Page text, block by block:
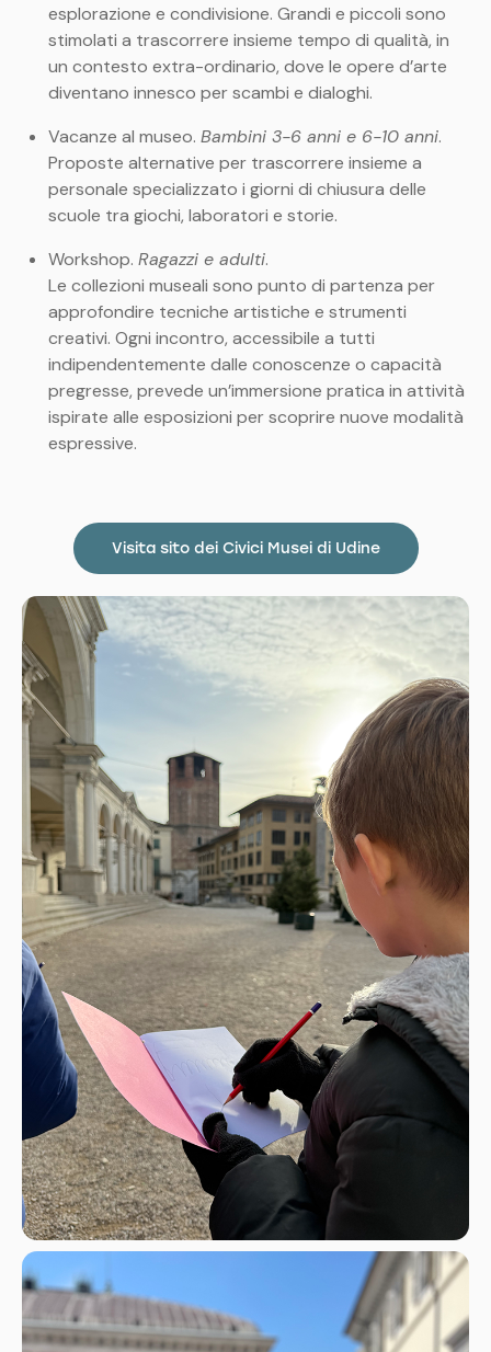
esplorazione e condivisione. Grandi e piccoli sono
stimolati a trascorrere insieme tempo di qualità, in
un contesto extra-ordinario, dove le opere d’arte
diventano innesco per scambi e dialoghi.
Vacanze al museo. Bambini 3-6 anni e 6-10 anni.
Proposte alternative per trascorrere insieme a
personale specializzato i giorni di chiusura delle
scuole tra giochi, laboratori e storie.
Workshop. Ragazzi e adulti.
Le collezioni museali sono punto di partenza per
approfondire tecniche artistiche e strumenti
creativi. Ogni incontro, accessibile a tutti
indipendentemente dalle conoscenze o capacità
pregresse, prevede un’immersione pratica in attività
ispirate alle esposizioni per scoprire nuove modalità
espressive.
Visita sito dei Civici Musei di Udine